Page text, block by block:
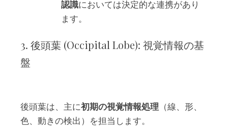
認識においては決定的な連携があり
ます。
3. 後頭葉 (Occipital Lobe): 視覚情報の基
盤
後頭葉は、主に初期の視覚情報処理 （線、形、
色、動きの検出）を担当します。